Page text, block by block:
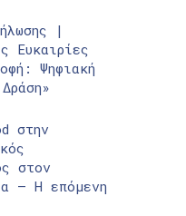
|
Ευκαιρίες
Ψηφιακή
στην
στον
– Η επόμενη